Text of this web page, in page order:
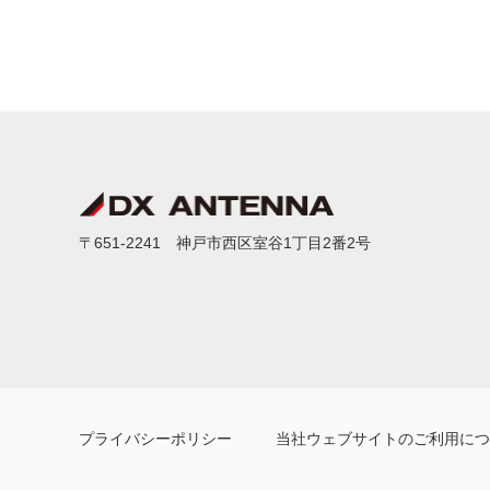
〒651-2241 神戸市西区室谷1丁目2番2号
プライバシーポリシー 当社ウェブサイトのご利用に